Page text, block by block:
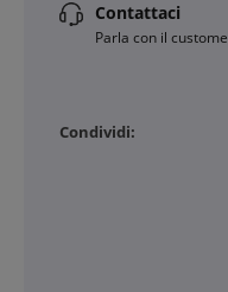
Contattaci
Parla con il
Condividi: